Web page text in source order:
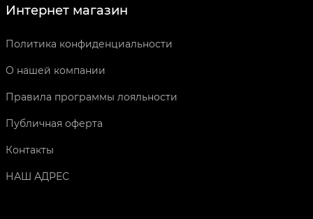
Интернет магазин
Политика конфиденциальности
О нашей компании
Правила программы лояльности
Публичная оферта
Контакты
НАШ АДРЕС